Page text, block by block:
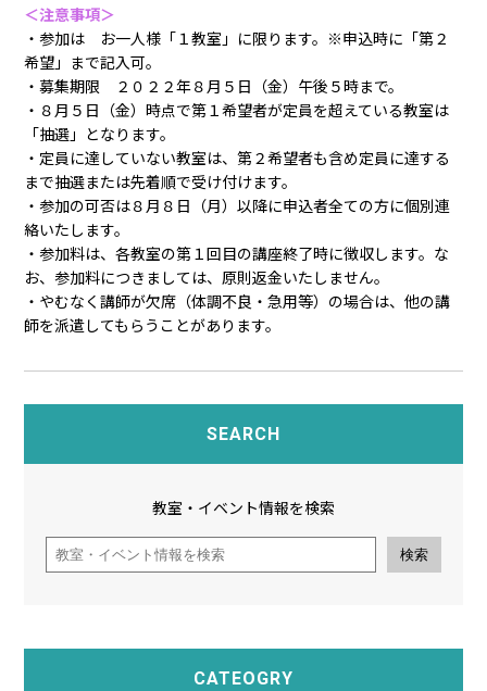
＜注意事項＞
・参加は お一人様「１教室」に限ります。※申込時に「第２
希望」まで記入可。
・募集期限 ２０２２年８月５日（金）午後５時まで。
・８月５日（金）時点で第１希望者が定員を超えている教室は
「抽選」となります。
・定員に達していない教室は、第２希望者も含め定員に達する
まで抽選または先着順で受け付けます。
・参加の可否は８月８日（月）以降に申込者全ての方に個別連
絡いたします。
・参加料は、各教室の第１回目の講座終了時に徴収します。な
お、参加料につきましては、原則返金いたしません。
・やむなく講師が欠席（体調不良・急用等）の場合は、他の講
師を派遣してもらうことがあります。
SEARCH
教室・イベント情報を検索
検索
CATEOGRY